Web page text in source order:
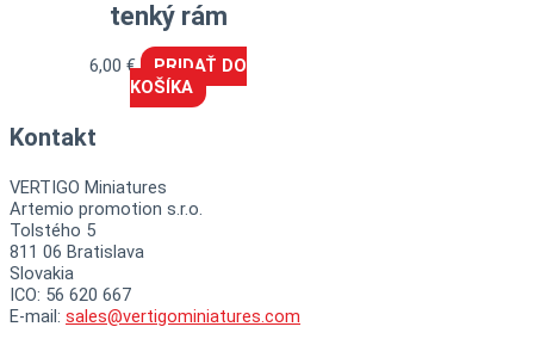
tenký rám
6,00€
PRIDAŤ DO
KOŠÍKA
Kontakt
VERTIGO Miniatures
Artemio promotion s.r.o.
Tolstého 5
811 06 Bratislava
Slovakia
ICO: 56 620 667
E-mail: sales@vertigominiatures.com